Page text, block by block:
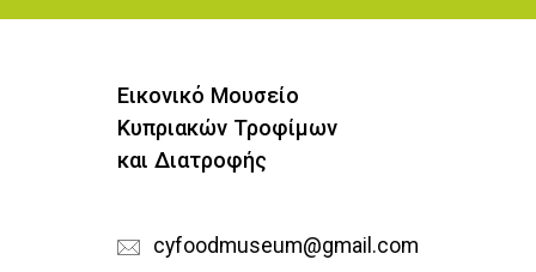
Εικονικό Μουσείο
Κυπριακών Τροφίμων
και Διατροφής
cyfoodmuseum@gmail.com